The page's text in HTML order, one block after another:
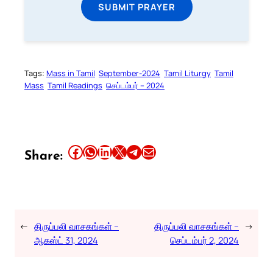
SUBMIT PRAYER
Tags: Mass in Tamil September-2024 Tamil Liturgy Tamil
Mass Tamil Readings செப்டம்பர் – 2024
Share: Share this article on Facebook Share this article on WhatsApp Share this article on LinkedIn Share this article on X Share this article on TelegramEmail this Article
← திருப்பலி வாசகங்கள் –
ஆகஸ்ட் 31, 2024
திருப்பலி வாசகங்கள் –
செப்டம்பர் 2, 2024
→